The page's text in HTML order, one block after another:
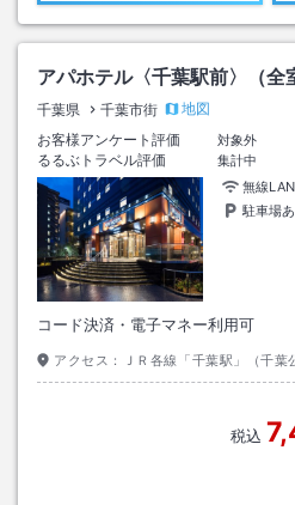
アパホテル〈千葉駅前〉（全
千葉県 千葉市街
地図
お客様アンケート評価
対象外
るるぶトラベル評価
集計中
無線LAN
駐車場
コード決済・電子マネー利用可
アクセス： ＪＲ各線「千葉駅」（千
税込